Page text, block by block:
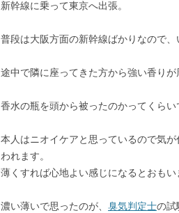
新幹線に乗って東京へ出張。
普段は大阪方面の新幹線ばかりなので
途中で隣に座ってきた方から強い香り
香水の瓶を頭から被ったのかってくら
本人はニオイケアと思っているので気
われます。
薄くすれば心地よい感じになるとおも
濃い薄いで思ったのが、 臭気判定士の試